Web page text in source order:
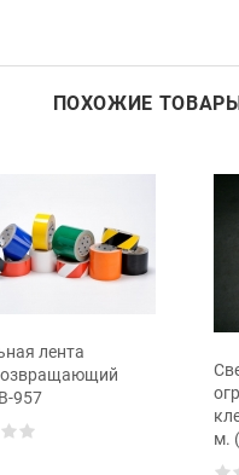
ПОХОЖИЕ
лента
957
м.